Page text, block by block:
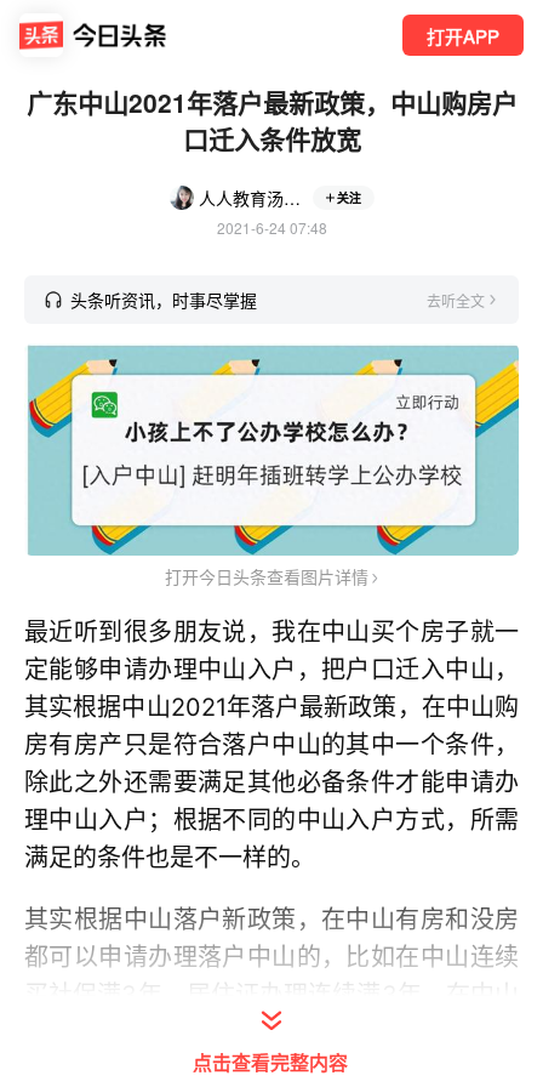
打开APP
广东中山2021年落户最新政策，中山购房户
口迁入条件放宽
人人教育汤老师 关注
2021-6-24 07:48
头条听资讯，时事尽掌握 去听全文
打开今日头条查看图片详情
最近听到很多朋友说，我在中山买个房子就一
定能够申请办理中山入户，把户口迁入中山，
其实根据中山2021年落户最新政策，在中山购
房有房产只是符合落户中山的其中一个条件，
除此之外还需要满足其他必备条件才能申请办
理中山入户；根据不同的中山入户方式，所需
满足的条件也是不一样的。
其实根据中山落户新政策，在中山有房和没房
都可以申请办理落户中山的，比如在中山连续
买社保满3年，居住证办理连续满3年，在中山
购有房产即可申请办理入户中山，本人及其共
同居住生活的配偶、未成年子女、父母等可申
点击查看完整内容